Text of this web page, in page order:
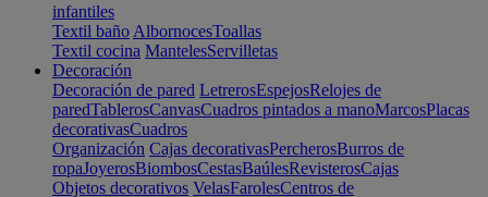
infantiles
Textil baño AlbornocesToallas
Textil cocina MantelesServilletas
Decoración
Decoración de pared LetrerosEspejosRelojes de
paredTablerosCanvasCuadros pintados a manoMarcosPlacas
decorativasCuadros
Organización Cajas decorativasPercherosBurros de
ropaJoyerosBiombosCestasBaúlesRevisterosCajas
Objetos decorativos VelasFarolesCentros de